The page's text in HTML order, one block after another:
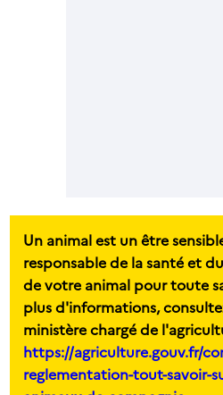
Un animal est un être
responsable de la santé et
de votre animal pour toute
plus d'informations,
ministère chargé de
https://agriculture.gouv.fr/
reglementation-tout-savoir-